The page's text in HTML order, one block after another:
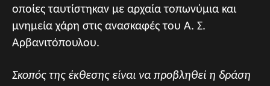
οποίες ταυτίστηκαν με αρχαία τοπωνύμια και
μνημεία χάρη στις ανασκαφές του Α. Σ.
Αρβανιτόπουλου.
Σκοπός της έκθεσης είναι να προβληθεί η δράση